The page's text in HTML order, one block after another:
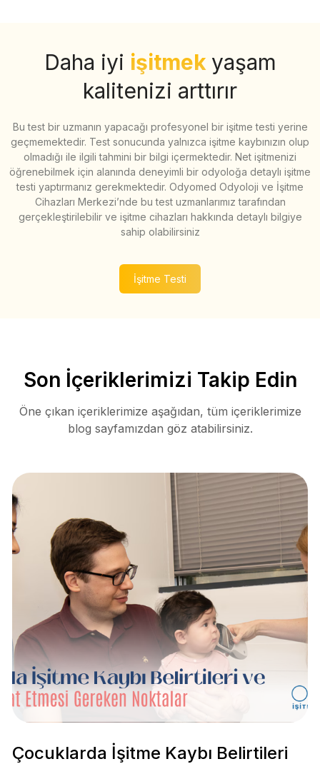
Daha iyi işitmek yaşam
kalitenizi arttırır
Bu test bir uzmanın yapacağı profesyonel bir işitme testi yerine
geçmemektedir. Test sonucunda yalnızca işitme kaybınızın olup
olmadığı ile ilgili tahmini bir bilgi içermektedir. Net işitmenizi
öğrenebilmek için alanında deneyimli bir odyoloğa detaylı işitme
testi yaptırmanız gerekmektedir. Odyomed Odyoloji ve İşitme
Cihazları Merkezi’nde bu test uzmanlarımız tarafından
gerçekleştirilebilir ve işitme cihazları hakkında detaylı bilgiye
sahip olabilirsiniz
İşitme Testi
Son İçeriklerimizi Takip Edin
Öne çıkan içeriklerimize aşağıdan, tüm içeriklerimize
blog sayfamızdan göz atabilirsiniz.
Çocuklarda İşitme Kaybı Belirtileri